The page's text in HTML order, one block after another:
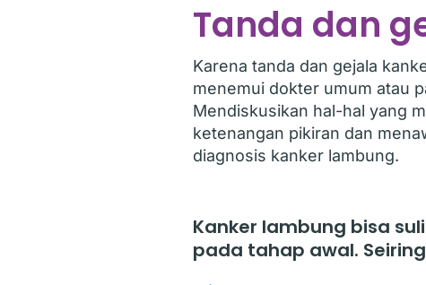
Tanda dan
Karena tanda dan gejala
menemui dokter umum atau
Mendiskusikan hal-hal yang
ketenangan pikiran dan
diagnosis kanker lambung.
Kanker lambung bisa
pada tahap awal.